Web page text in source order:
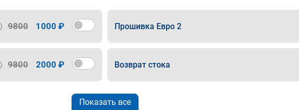
9800 1000 ₽ Прошивка Евро 2
9800 2000 ₽ Возврат стока
Показать все